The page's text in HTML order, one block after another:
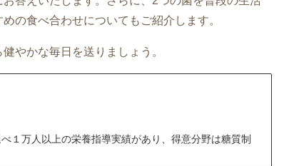
の食べ合わせについてもご紹介します。
やかな毎日を送りましょう。
１万人以上の栄養指導実績があり、得意分野は糖質制